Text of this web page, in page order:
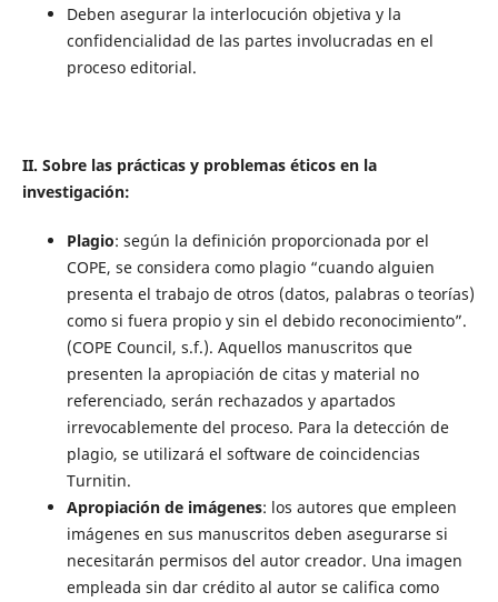
Deben asegurar la interlocución objetiva y la
confidencialidad de las partes involucradas en el
proceso editorial.
II. Sobre las prácticas y problemas éticos en la
investigación:
Plagio: según la definición proporcionada por el
COPE, se considera como plagio “cuando alguien
presenta el trabajo de otros (datos, palabras o teorías)
como si fuera propio y sin el debido reconocimiento”.
(COPE Council, s.f.). Aquellos manuscritos que
presenten la apropiación de citas y material no
referenciado, serán rechazados y apartados
irrevocablemente del proceso. Para la detección de
plagio, se utilizará el software de coincidencias
Turnitin.
Apropiación de imágenes: los autores que empleen
imágenes en sus manuscritos deben asegurarse si
necesitarán permisos del autor creador. Una imagen
empleada sin dar crédito al autor se califica como